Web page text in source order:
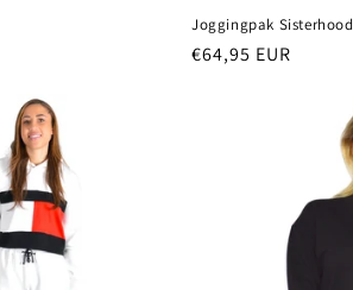
Joggingpak Sisterhood
Normale
€64,95 EUR